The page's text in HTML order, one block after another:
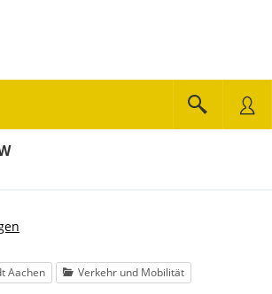
Aachen Verkehr und Mobilität